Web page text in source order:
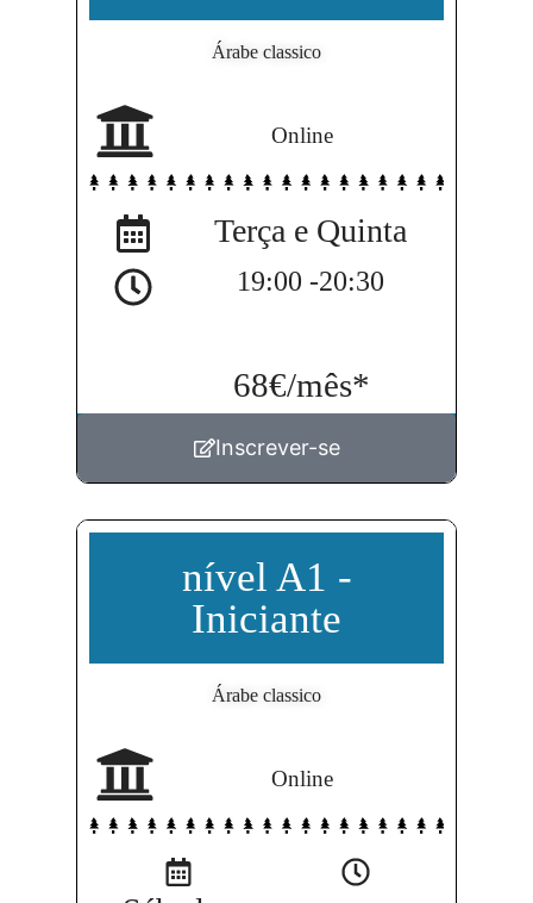
Como prefere ser contactado?
WhatsApp Email
para receber informação sobre a LAC.
Árabe classico
Online
Terça e Quinta
19:00 -20:30
68€/mês*
Inscrever-se
Como prefere ser contactado?
WhatsApp
nível A1 -
Iniciante
Árabe classico
Online